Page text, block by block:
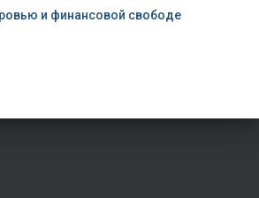
и финансовой свободе